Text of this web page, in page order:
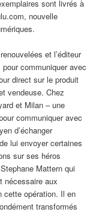
sont livrés à
nouvelle
et l’éditeur
communiquer avec
direct sur le produit
vendeuse. Chez
et Milan – une
communiquer avec
d’échanger
lui envoyer certaines
sur ses héros
Mattern qui
nécessaire aux
cette opération. Il en
transformés